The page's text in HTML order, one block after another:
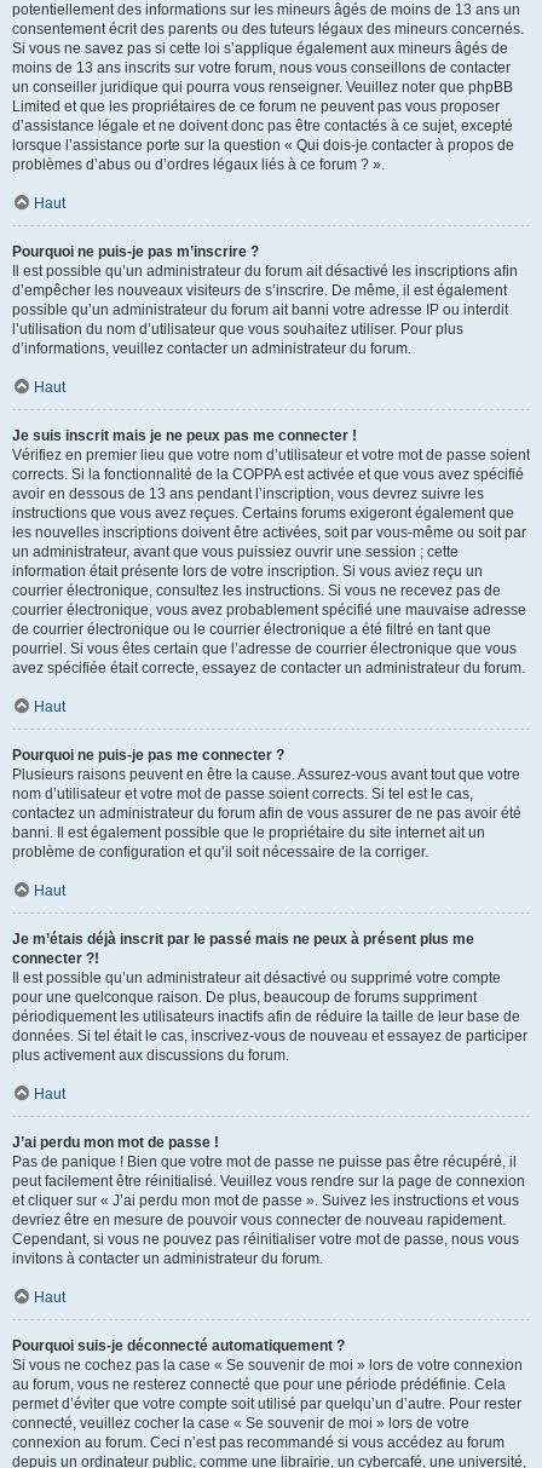
potentiellement des informations sur les mineurs âgés de moins de 13 ans un
consentement écrit des parents ou des tuteurs légaux des mineurs concernés.
Si vous ne savez pas si cette loi s’applique également aux mineurs âgés de
moins de 13 ans inscrits sur votre forum, nous vous conseillons de contacter
un conseiller juridique qui pourra vous renseigner. Veuillez noter que phpBB
Limited et que les propriétaires de ce forum ne peuvent pas vous proposer
d’assistance légale et ne doivent donc pas être contactés à ce sujet, excepté
lorsque l’assistance porte sur la question « Qui dois-je contacter à propos de
problèmes d’abus ou d’ordres légaux liés à ce forum ? ».
Haut
Pourquoi ne puis-je pas m’inscrire ?
Il est possible qu’un administrateur du forum ait désactivé les inscriptions afin
d’empêcher les nouveaux visiteurs de s’inscrire. De même, il est également
possible qu’un administrateur du forum ait banni votre adresse IP ou interdit
l’utilisation du nom d’utilisateur que vous souhaitez utiliser. Pour plus
d’informations, veuillez contacter un administrateur du forum.
Haut
Je suis inscrit mais je ne peux pas me connecter !
Vérifiez en premier lieu que votre nom d’utilisateur et votre mot de passe soient
corrects. Si la fonctionnalité de la COPPA est activée et que vous avez spécifié
avoir en dessous de 13 ans pendant l’inscription, vous devrez suivre les
instructions que vous avez reçues. Certains forums exigeront également que
les nouvelles inscriptions doivent être activées, soit par vous-même ou soit par
un administrateur, avant que vous puissiez ouvrir une session ; cette
information était présente lors de votre inscription. Si vous aviez reçu un
courrier électronique, consultez les instructions. Si vous ne recevez pas de
courrier électronique, vous avez probablement spécifié une mauvaise adresse
de courrier électronique ou le courrier électronique a été filtré en tant que
pourriel. Si vous êtes certain que l’adresse de courrier électronique que vous
avez spécifiée était correcte, essayez de contacter un administrateur du forum.
Haut
Pourquoi ne puis-je pas me connecter ?
Plusieurs raisons peuvent en être la cause. Assurez-vous avant tout que votre
nom d’utilisateur et votre mot de passe soient corrects. Si tel est le cas,
contactez un administrateur du forum afin de vous assurer de ne pas avoir été
banni. Il est également possible que le propriétaire du site internet ait un
problème de configuration et qu’il soit nécessaire de la corriger.
Haut
Je m’étais déjà inscrit par le passé mais ne peux à présent plus me
connecter ?!
Il est possible qu’un administrateur ait désactivé ou supprimé votre compte
pour une quelconque raison. De plus, beaucoup de forums suppriment
périodiquement les utilisateurs inactifs afin de réduire la taille de leur base de
données. Si tel était le cas, inscrivez-vous de nouveau et essayez de participer
plus activement aux discussions du forum.
Haut
J’ai perdu mon mot de passe !
Pas de panique ! Bien que votre mot de passe ne puisse pas être récupéré, il
peut facilement être réinitialisé. Veuillez vous rendre sur la page de connexion
et cliquer sur « J’ai perdu mon mot de passe ». Suivez les instructions et vous
devriez être en mesure de pouvoir vous connecter de nouveau rapidement.
Cependant, si vous ne pouvez pas réinitialiser votre mot de passe, nous vous
invitons à contacter un administrateur du forum.
Haut
Pourquoi suis-je déconnecté automatiquement ?
Si vous ne cochez pas la case « Se souvenir de moi » lors de votre connexion
au forum, vous ne resterez connecté que pour une période prédéfinie. Cela
permet d’éviter que votre compte soit utilisé par quelqu’un d’autre. Pour rester
connecté, veuillez cocher la case « Se souvenir de moi » lors de votre
connexion au forum. Ceci n’est pas recommandé si vous accédez au forum
depuis un ordinateur public, comme une librairie, un cybercafé, une université,